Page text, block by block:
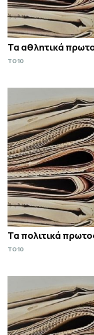
Τα αθλητικά
TO10
Τα πολιτικά
TO10